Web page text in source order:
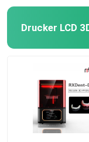
Drucker LCD